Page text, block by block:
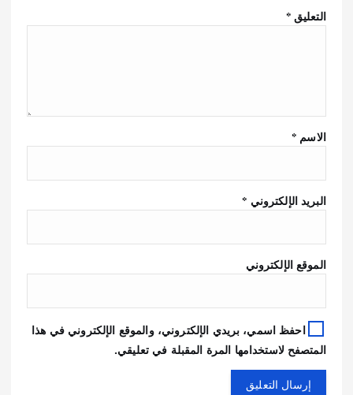
التعليق*
الاسم *
البريد الإلكتروني *
الموقع الإلكتروني
احفظ اسمي، بريدي الإلكتروني، والموقع الإلكتروني في هذا
المتصفح لاستخدامها المرة المقبلة في تعليقي.